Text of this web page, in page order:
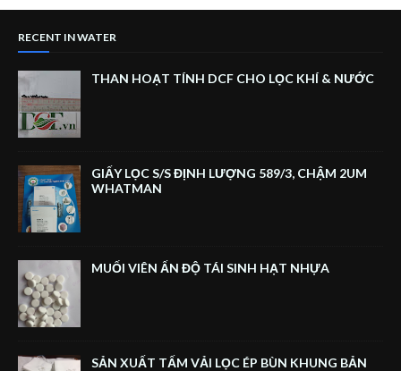
RECENT IN WATER
THAN HOẠT TÍNH DCF CHO LỌC KHÍ & NƯỚC
GIẤY LỌC S/S ĐỊNH LƯỢNG 589/3, CHẬM 2UM
WHATMAN
MUỐI VIÊN ẤN ĐỘ TÁI SINH HẠT NHỰA
SẢN XUẤT TẤM VẢI LỌC ÉP BÙN KHUNG BẢN